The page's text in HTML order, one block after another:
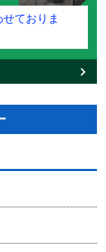
ておりま